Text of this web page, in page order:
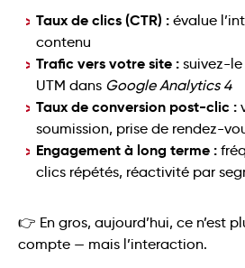
Taux de clics (CTR) : évalue
contenu
Trafic vers votre site : suivez-le
UTM dans Google Analytics 4
Taux de conversion post-clic :
soumission, prise de rendez-
Engagement à long terme :
clics répétés, réactivité par
👉 En gros, aujourd’hui, ce n’est
compte — mais l’interaction.